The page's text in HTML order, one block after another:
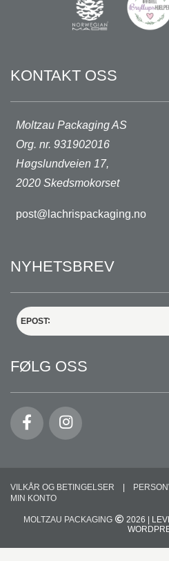
KONTAKT OSS
Moltzau Packaging AS
Org. nr. 931902016
Høgslundveien 17,
2020 Skedsmokorset
post@lachrispackaging.no
NYHETSBREV
EPOST
FØLG OSS
VILKÅR OG BETINGELSER
MIN KONTO
MOLTZAU PACKAGING 2026 |